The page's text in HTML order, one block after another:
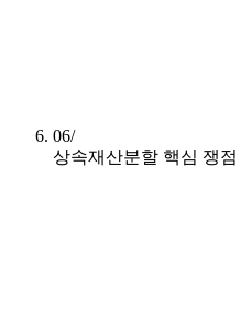
06/
상속재산분할 핵심 쟁점